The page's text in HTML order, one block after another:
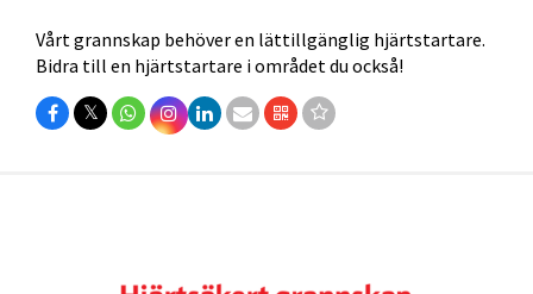
Vårt grannskap behöver en lättillgänglig hjärtstartare.
Bidra till en hjärtstartare i området du också!
𝕏